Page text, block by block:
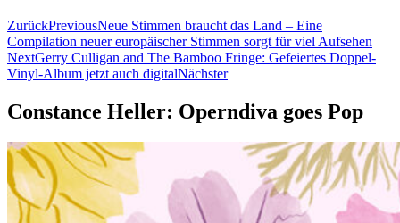
ZurückPreviousNeue Stimmen braucht das Land – Eine
Compilation neuer europäischer Stimmen sorgt für viel Aufsehen
NextGerry Culligan and The Bamboo Fringe: Gefeiertes Doppel-
Vinyl-Album jetzt auch digitalNächster
Constance Heller: Operndiva goes Pop